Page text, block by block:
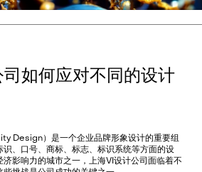
如何应对不同的设计
）是一个企业品牌形象设计的重要组
识、口号、商标、标志、标识系统等方面的设
影响力的城市之一， 上海VI设计公司 面临着不